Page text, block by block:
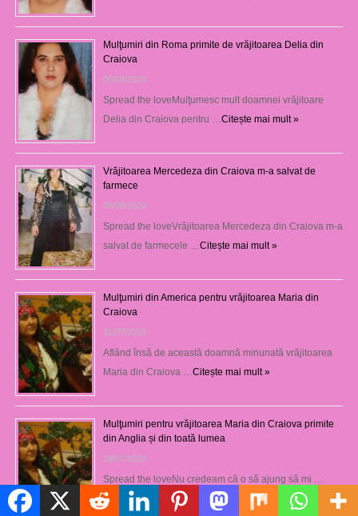
Mulţumiri din Roma primite de vrăjitoarea Delia din
Craiova
06/08/2026
Spread the loveMulţumesc mult doamnei vrăjitoare
Delia din Craiova pentru …Citește mai mult »
Vrăjitoarea Mercedeza din Craiova m-a salvat de
farmece
06/08/2026
Spread the loveVrăjitoarea Mercedeza din Craiova m-a
salvat de farmecele …Citește mai mult »
Mulţumiri din America pentru vrăjitoarea Maria din
Craiova
31/07/2026
Aflând însă de această doamnă minunată vrăjitoarea
Maria din Craiova …Citește mai mult »
Mulţumiri pentru vrăjitoarea Maria din Craiova primite
din Anglia și din toată lumea
29/07/2026
Spread the loveNu credeam că o să ajung să mi …
Citește mai mult » Politică de cookie-uri